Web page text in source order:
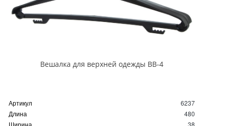
Вешалка для верхней одежды ВВ-4
Артикул
6237
Длина
480
Ширина
38